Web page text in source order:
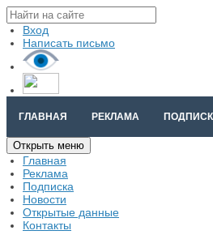
Вход
Написать письмо
ГЛАВНАЯ РЕКЛАМА
Открыть меню
Главная
Реклама
Подписка
Новости
Открытые данные
Контакты